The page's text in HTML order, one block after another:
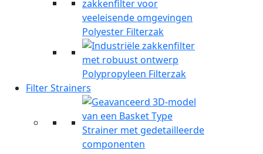
Polyester Filterzak
Polypropyleen Filterzak
Filter Strainers